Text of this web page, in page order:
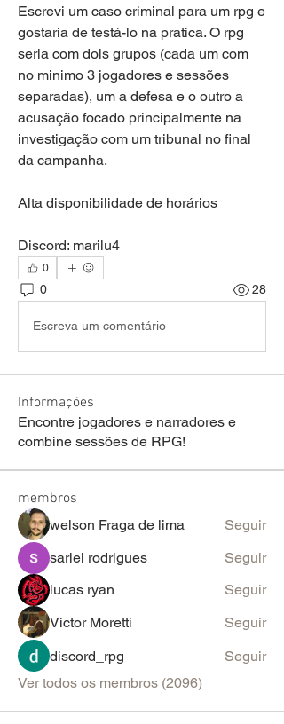
Escrevi um caso criminal para um rpg e
gostaria de testá-lo na pratica. O rpg
seria com dois grupos (cada um com
no minimo 3 jogadores e sessões
separadas), um a defesa e o outro a
acusação focado principalmente na
investigação com um tribunal no final
da campanha.
Alta disponibilidade de horários
Discord: marilu4
0
0 28
Escreva um comentário
Informações
Encontre jogadores e narradores e
combine sessões de RPG!
membros
welson Fraga de lima
Seguir
sariel rodrigues
Seguir
lucas ryan
Seguir
Victor Moretti
Seguir
discord_rpg
Seguir
Ver todos os membros (2096)